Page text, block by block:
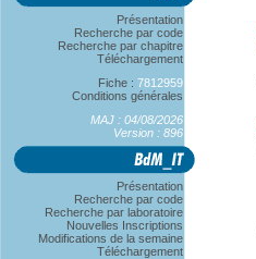
Présentation
Recherche par code
Recherche par chapitre
Téléchargement
Fiche : 7812959
Conditions générales
MAJ : 04/08/2026
Version : 896
Présentation
Recherche par code
Recherche par laboratoire
Nouvelles Inscriptions
Modifications de la semaine
Téléchargement